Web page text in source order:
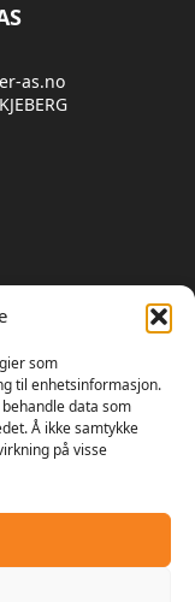
som
til enhetsinformasjon.
data som
Å ikke samtykke
på visse
as.no
og Dagfinn
Bedriften fikk
var den gamle